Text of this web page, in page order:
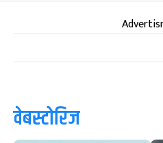
वेबस्टोरिज